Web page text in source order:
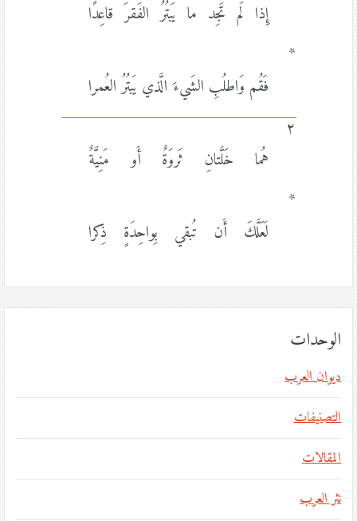
إِذا لَم تَجِد ما يَبتُرُ الفَقرَ قاعِدًا
*
فَقُم وَاطلُبِ الشَيءَ الَّذي يَبتُرُ العُمرا
٢
هُما خَلَّتانِ ثَروَةٌ أَو مَنِيَّةٌ
*
لَعَلَّكَ أَن تُبقي بِواحِدَةٍ ذِكرا
الوحدات
ديوان العرب
التصنيفات
المقالات
نثر العرب